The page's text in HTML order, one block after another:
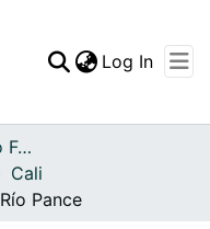
Statistics
Log In
Archivo del Patrimonio Fotográfico y Fílmico del Valle del Cauca
Cali
Río Pance